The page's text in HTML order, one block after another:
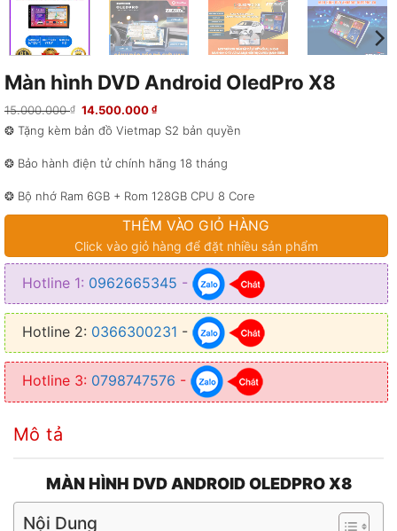
Màn hình DVD Android OledPro X8
15.000.000₫
Giá
là:
14.500.000 ₫Giá
tại
❂ Tặng kèm bản đồ Vietmap S2 bản quyền
❂ Bảo hành điện tử chính hãng 18 tháng
❂ Bộ nhớ Ram 6GB + Rom 128GB CPU 8 Core
❂ Độ phân giải: 1280×720 (pixels)
❂ Màn hình rộng: 9 hoặc 10 (inch)
❂ Hệ điều hành: Android 10.0
❂ Chip set: 7862 _Octa-Core
THÊM VÀO GIỎ HÀNG
Click vào giỏ hàng để đặt nhiều sản phẩm
Hotline 1: 0962665345 -
Hotline 2: 0366300231 -
Hotline 3: 0798747576 -
Mô tả
MÀN HÌNH DVD ANDROID OLEDPRO X8
Nội Dung